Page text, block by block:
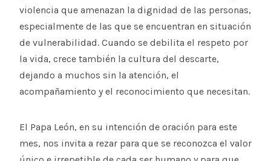
violencia que amenazan la dignidad de las personas,
especialmente de las que se encuentran en situación
de vulnerabilidad. Cuando se debilita el respeto por
la vida, crece también la cultura del descarte,
dejando a muchos sin la atención, el
acompañamiento y el reconocimiento que necesitan.
El Papa León, en su intención de oración para este
mes, nos invita a rezar para que se reconozca el valor